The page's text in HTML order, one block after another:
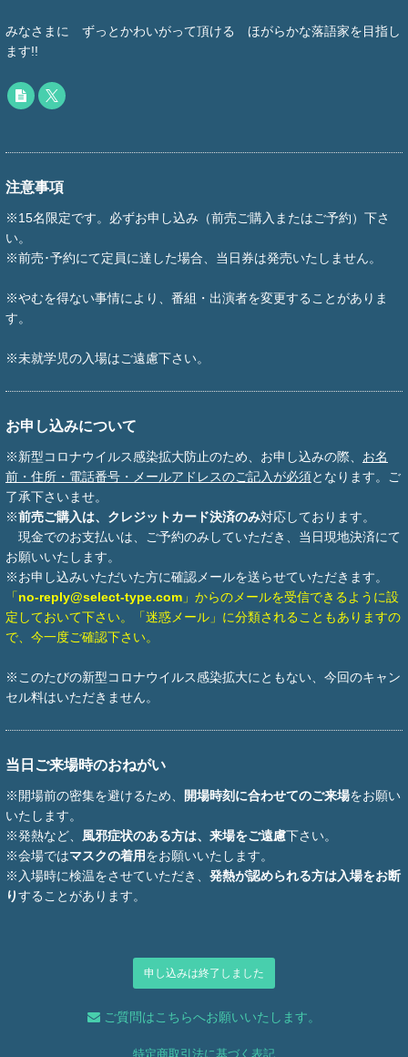
みなさまに ずっとかわいがって頂ける ほがらかな落語家を目指し
ます!!
注意事項
※15名限定です。必ずお申し込み（前売ご購入またはご予約）下さ
い。
※前売･予約にて定員に達した場合、当日券は発売いたしません。
※やむを得ない事情により、番組・出演者を変更することがありま
す。
※未就学児の入場はご遠慮下さい。
お申し込みについて
※新型コロナウイルス感染拡大防止のため、お申し込みの際、 お名
前・住所・電話番号・メールアドレスのご記入が必須となります。ご
了承下さいませ。
※前売ご購入は、クレジットカード決済のみ対応しております。
現金でのお支払いは、ご予約のみしていただき、当日現地決済にて
お願いいたします。
※お申し込みいただいた方に確認メールを送らせていただきます。
「no-reply@select-type.com 」からのメールを受信できるように設
定しておいて下さい。「迷惑メール」に分類されることもありますの
で、今一度ご確認下さい。
※このたびの新型コロナウイルス感染拡大にともない、今回のキャン
セル料はいただきません。
当日ご来場時のおねがい
※開場前の密集を避けるため、 開場時刻に合わせてのご来場をお願い
いたします。
※発熱など、 風邪症状のある方は、来場をご遠慮下さい。
※会場ではマスクの着用をお願いいたします。
※入場時に検温をさせていただき、 発熱が認められる方は入場をお断
りすることがあります。
申し込みは終了しました
ご質問はこちらへお願いいたします。
特定商取引法に基づく表記